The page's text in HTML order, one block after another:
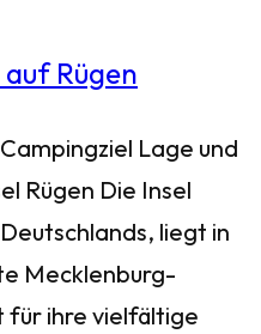
Lage und
Rügen Die Insel
liegt in
Mecklenburg-
für ihre vielfältige